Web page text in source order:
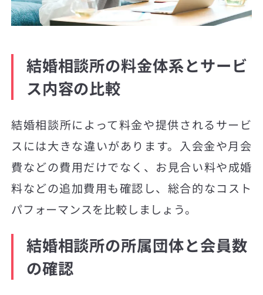
結婚相談所の料金体系とサービ
ス内容の比較
結婚相談所によって料金や提供されるサービ
スには大きな違いがあります。入会金や月会
費などの費用だけでなく、お見合い料や成婚
料などの追加費用も確認し、総合的なコスト
パフォーマンスを比較しましょう。
結婚相談所の所属団体と会員数
の確認